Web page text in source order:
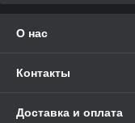
О нас
Контакты
Доставка и оплата